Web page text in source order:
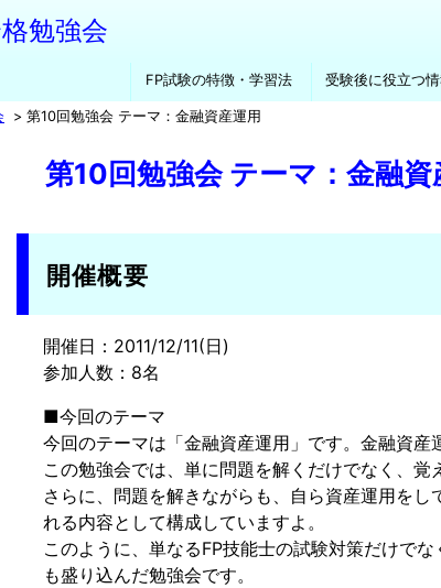
勉強会
FP試験の特徴・学習法 受験後に役立つ
第10回勉強会 テーマ：金融資産運用
第10回勉強会 テーマ：金融資
開催概要
開催日：2011/12/11(日)
参加人数：8名
■今回のテーマ
今回のテーマは「金融資産運用」です。金融資産
この勉強会では、単に問題を解くだけでなく、覚
さらに、問題を解きながらも、自ら資産運用を
れる内容として構成していますよ。
このように、単なるFP技能士の試験対策だけで
も盛り込んだ勉強会です。